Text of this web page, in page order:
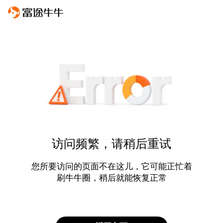
访问频繁，请稍后重试
您所要访问的页面不在这儿，它可能正忙着
刷牛牛圈，稍后就能恢复正常